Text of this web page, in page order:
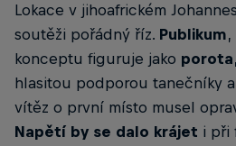
Lokace v jihoafrickém
soutěži pořádný říz. Publikum,
konceptu figuruje jako porota
hlasitou podporou tanečníky
vítěz o první místo musel
Napětí by se dalo krájet i při